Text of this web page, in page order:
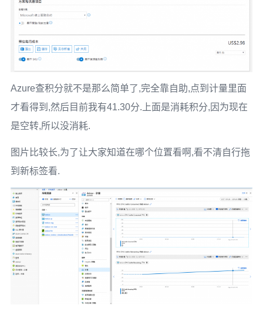
Azure查积分就不是那么简单了,完全靠自助,点到计量里面
才看得到,然后目前我有41.30分.上面是消耗积分,因为现在
是空转,所以没消耗.
图片比较长,为了让大家知道在哪个位置看啊,看不清自行拖
到新标签看.